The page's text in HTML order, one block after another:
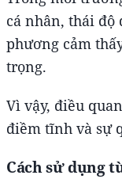
cá nhân, thái
phương cảm
trọng.
Vì vậy, điều
điềm tĩnh và sự
Cách sử dụng